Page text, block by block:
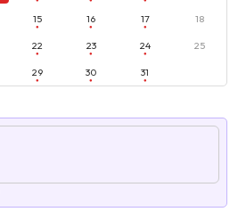
15 16 17 18
22 23 24 25
29 30 31